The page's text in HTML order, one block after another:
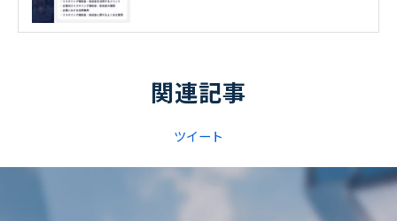
関連記事
ツイート